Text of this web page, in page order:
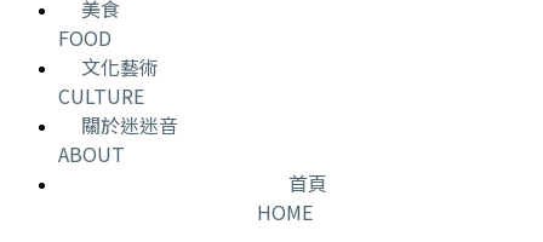
美食
FOOD
文化藝術
CULTURE
關於迷迷音
ABOUT
首頁
HOME